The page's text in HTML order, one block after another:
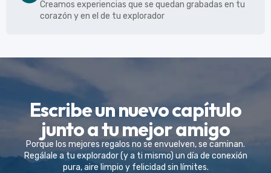
Creamos experiencias que se quedan grabadas en tu
corazón y en el de tu explorador
Escribe un nuevo capítulo
junto a tu mejor amigo
Porque los mejores regalos no se envuelven, se caminan.
Regálale a tu explorador (y a ti mismo) un día de conexión
pura, aire limpio y felicidad sin límites.